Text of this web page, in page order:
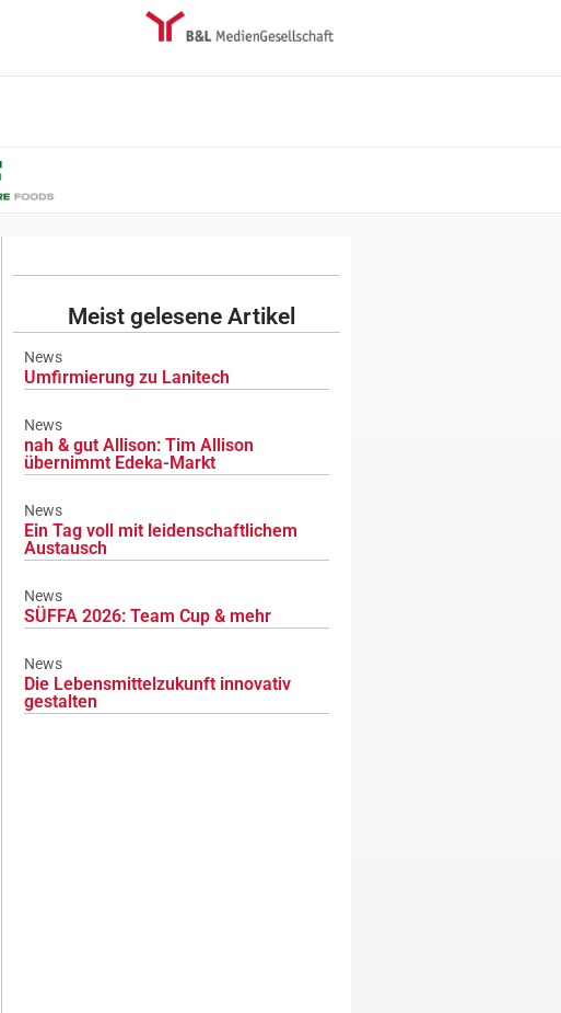
Meist gelesene Artikel
News
Umfirmierung zu Lanitech
News
nah & gut Allison: Tim Allison
übernimmt Edeka-Markt
News
Ein Tag voll mit leidenschaftlichem
Austausch
News
SÜFFA 2026: Team Cup & mehr
News
Die Lebensmittelzukunft innovativ
gestalten